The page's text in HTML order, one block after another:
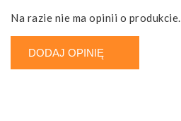
Na razie nie ma opinii o produkcie.
DODAJ OPINIĘ